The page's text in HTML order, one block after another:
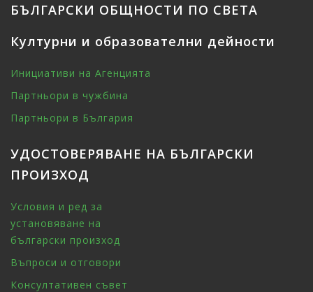
БЪЛГАРСКИ ОБЩНОСТИ ПО СВЕТА
Културни и образователни дейности
Инициативи на Агенцията
Партньори в чужбина
Партньори в България
УДОСТОВЕРЯВАНЕ НА БЪЛГАРСКИ
ПРОИЗХОД
Условия и ред за
установяване на
български произход
Въпроси и отговори
Консултативен съвет